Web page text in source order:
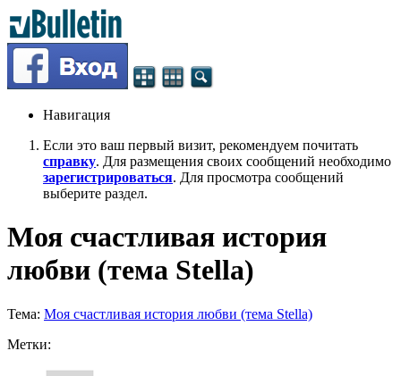
Навигация
Если это ваш первый визит, рекомендуем почитать
справку. Для размещения своих сообщений необходимо
зарегистрироваться. Для просмотра сообщений
выберите раздел.
Моя счастливая история
любви (тема Stella)
Тема: Моя счастливая история любви (тема Stella)
Метки: